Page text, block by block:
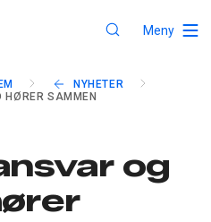
Meny
NYHETER
HØRER SAMMEN
og